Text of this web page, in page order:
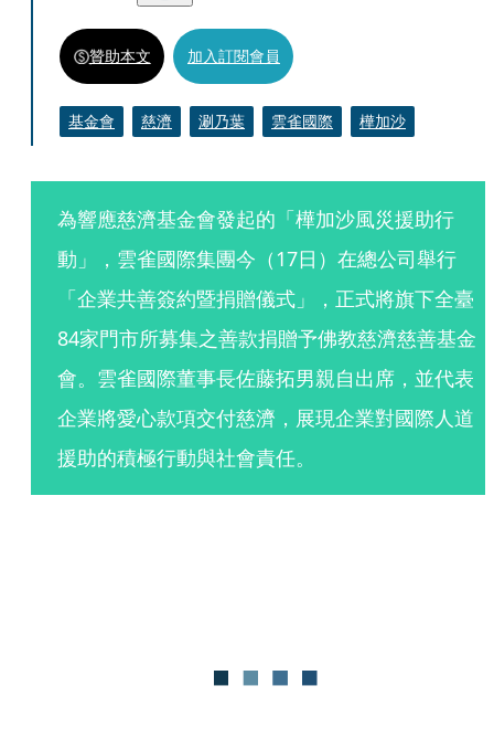
贊助本文 加入訂閱會員
基金會 慈濟 涮乃葉 雲雀國際 樺加沙
為響應慈濟基金會發起的「樺加沙風災援助行
動」，雲雀國際集團今（17日）在總公司舉行
「企業共善簽約暨捐贈儀式」，正式將旗下全臺
84家門市所募集之善款捐贈予佛教慈濟慈善基金
會。雲雀國際董事長佐藤拓男親自出席，並代表
企業將愛心款項交付慈濟，展現企業對國際人道
援助的積極行動與社會責任。